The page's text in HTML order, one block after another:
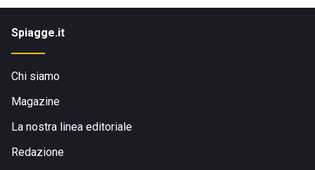
Spiagge.it
Chi siamo
Magazine
La nostra linea editoriale
Redazione